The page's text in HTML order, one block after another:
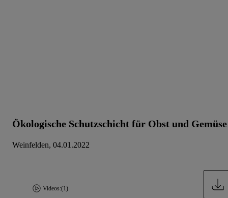
Ökologische Schutzschicht für Obst und Gemüse
Weinfelden, 04.01.2022
Videos:(1)